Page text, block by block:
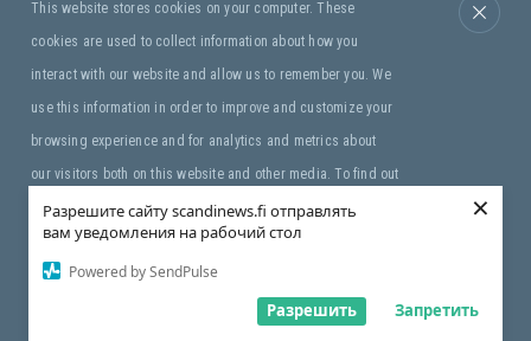
Разрешите сайту scandinews.fi отправлять
вам уведомления на рабочий стол
Powered by SendPulse
Запретить
Разрешить
×
с одного конца судна на другой,
вертится, ускользает, прячется,
становится на дыбы, бьётся обо всё
вокруг, всё ломает, истребляет,
убивает. Это таран, разбивающий
корпус судна по своему капризу;
ужаснее всего то, что корпус –
деревянный, а таран – чугунный...»
Виктор Гюго. Роман «Девяносто
This website stores cookies on your computer. These
cookies are used to collect information about how you
interact with our website and allow us to remember you. We
use this information in order to improve and customize your
browsing experience and for analytics and metrics about
our visitors both on this website and other media. To find out
more about the cookies we use, see our Privacy Policy. If you
decline, your information won’t be tracked when you visit this
website. A single cookie will be used in your browser to
remember your preference not to be tracked.